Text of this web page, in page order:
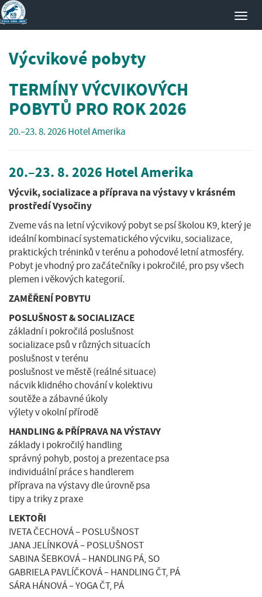
Výcvikové pobyty
TERMÍNY VÝCVIKOVÝCH
POBYTŮ PRO ROK 2026
20.–23. 8. 2026 Hotel Amerika
20.–23. 8. 2026 Hotel Amerika
Výcvik, socializace a příprava na výstavy v krásném
prostředí Vysočiny
Zveme vás na letní výcvikový pobyt se psí školou K9, který je
ideální kombinací systematického výcviku, socializace,
praktických tréninků v terénu a pohodové letní atmosféry.
Pobyt je vhodný pro začátečníky i pokročilé, pro psy všech
plemen i věkových kategorií.
ZAMĚŘENÍ POBYTU
POSLUŠNOST & SOCIALIZACE
základní i pokročilá poslušnost
socializace psů v různých situacích
poslušnost v terénu
poslušnost ve městě (reálné situace)
nácvik klidného chování v kolektivu
soutěže a zábavné úkoly
výlety v okolní přírodě
HANDLING & PŘÍPRAVA NA VÝSTAVY
základy i pokročilý handling
správný pohyb, postoj a prezentace psa
individuální práce s handlerem
příprava na výstavy dle úrovně psa
tipy a triky z praxe
LEKTOŘI
IVETA ČECHOVÁ – POSLUŠNOST
JANA JELÍNKOVÁ – POSLUŠNOST
SABINA ŠEBKOVÁ – HANDLING PÁ, SO
GABRIELA PAVLÍČKOVÁ – HANDLING ČT, PÁ
SÁRA HÁNOVÁ – YOGA ČT, PÁ